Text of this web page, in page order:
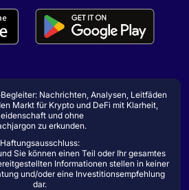
Nachrichten, Analysen, Leitfäden
Markt für Krypto und DeFi mit Klarheit,
und ohne
zu erkunden.
Haftungsausschluss:
Sie können einen Teil oder Ihr gesamtes
Informationen stellen in keiner
und/oder eine Investitionsempfehlung
dar.